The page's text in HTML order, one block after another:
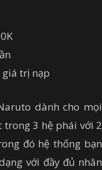
giá trị nạp
dành cho mọi
trong 3 hệ phái với 2
đó hệ thống bạn
với đầy đủ nhân